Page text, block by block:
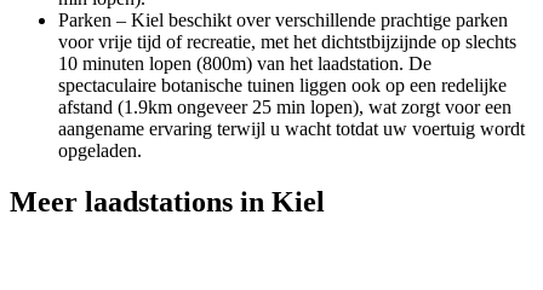
Parken – Kiel beschikt over verschillende prachtige parken
voor vrije tijd of recreatie, met het dichtstbijzijnde op slechts
10 minuten lopen (800m) van het laadstation. De
spectaculaire botanische tuinen liggen ook op een redelijke
afstand (1.9km ongeveer 25 min lopen), wat zorgt voor een
aangename ervaring terwijl u wacht totdat uw voertuig wordt
opgeladen.
Meer laadstations in Kiel